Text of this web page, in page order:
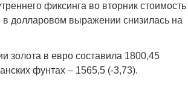
фиксинга во вторник стоимость
в долларовом выражении снизилась на
золота в евро составила 1800,45
фунтах – 1565,5 (-3,73).